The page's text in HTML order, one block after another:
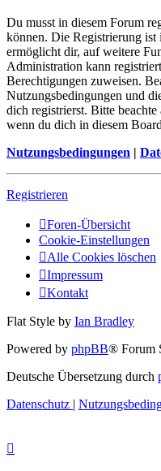
Du musst in diesem Forum
können. Die Registrierung
ermöglicht dir, auf weitere
Administration kann
Berechtigungen zuweisen.
Nutzungsbedingungen und
dich registrierst. Bitte
wenn du dich in diesem
Nutzungsbedingungen |
Registrieren
Foren-Übersicht
Cookie-Einstellungen
Alle Cookies löschen
Impressum
Kontakt
Flat Style by Ian Bradley
Powered by phpBB® Forum
Deutsche Übersetzung durch
Datenschutz |